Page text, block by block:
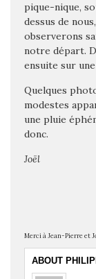
pique-nique,
dessus de
observerons
notre départ.
ensuite sur
Quelques
modestes
une pluie
donc.
Joël
Merci à Jean-Pierre et
ABOUT